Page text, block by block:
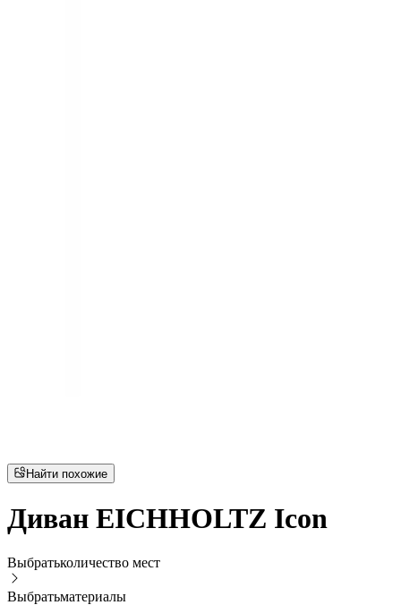
Найти похожие
Диван EICHHOLTZ Icon
Выбратьколичество мест
Выбратьматериалы